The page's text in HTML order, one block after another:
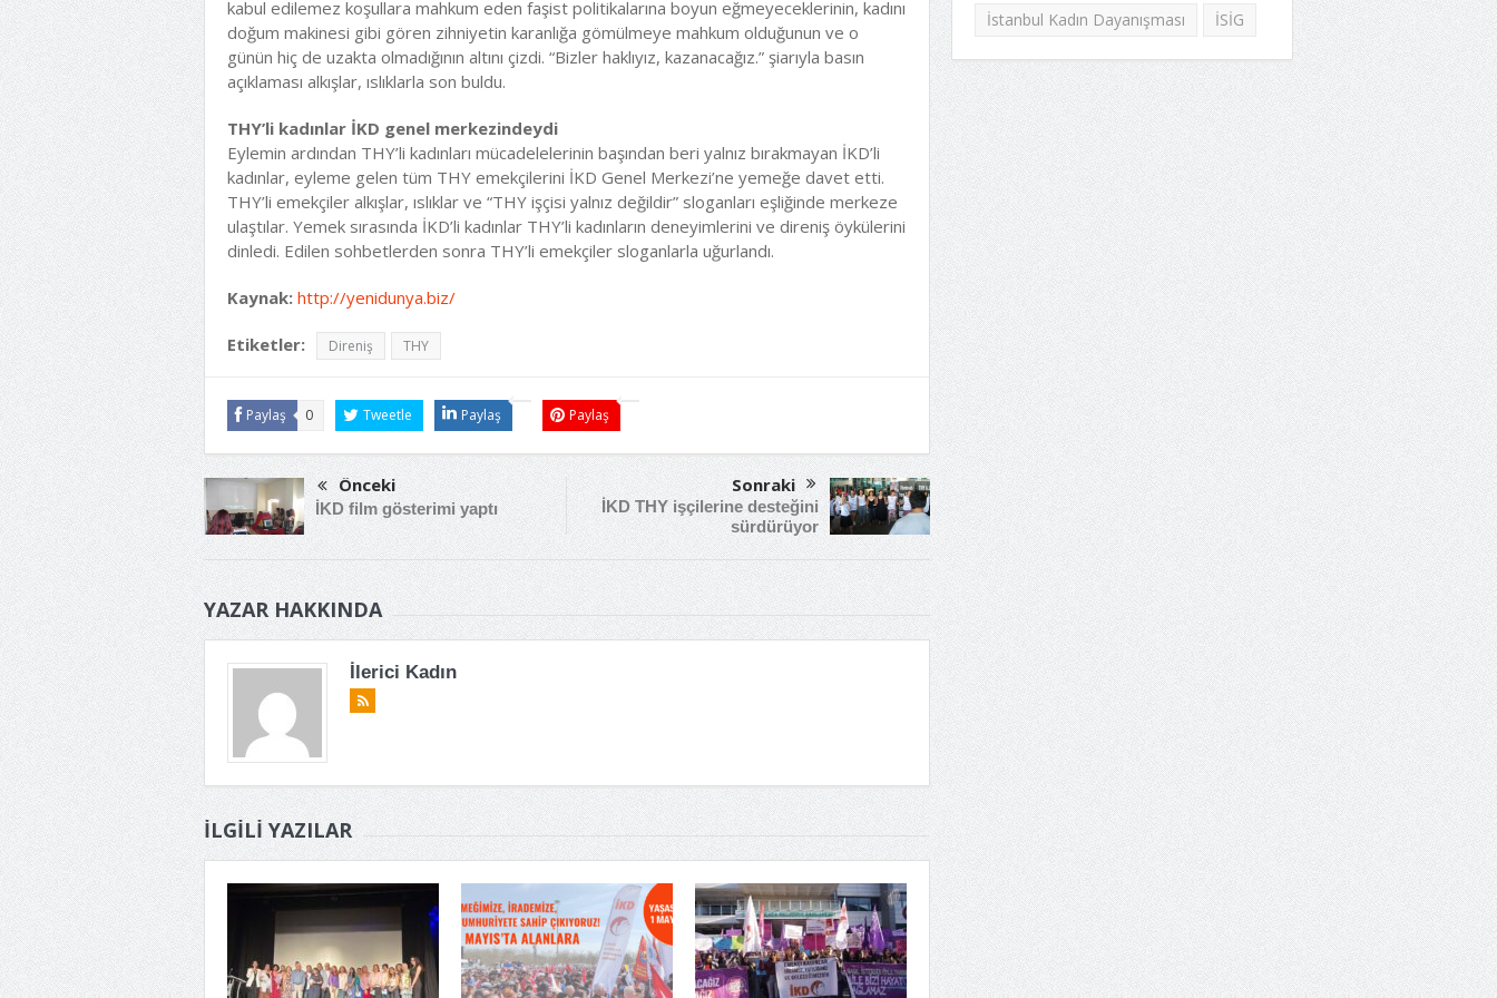
kabul edilemez koşullara mahkum eden faşist politikalarına boyun eğmeyeceklerinin, kadını
doğum makinesi gibi gören zihniyetin karanlığa gömülmeye mahkum olduğunun ve o
günün hiç de uzakta olmadığının altını çizdi. “Bizler haklıyız, kazanacağız.” şiarıyla basın
açıklaması alkışlar, ıslıklarla son buldu.
THY’li kadınlar İKD genel merkezindeydi
Eylemin ardından THY’li kadınları mücadelelerinin başından beri yalnız bırakmayan İKD’li
kadınlar, eyleme gelen tüm THY emekçilerini İKD Genel Merkezi’ne yemeğe davet etti.
THY’li emekçiler alkışlar, ıslıklar ve “THY işçisi yalnız değildir” sloganları eşliğinde merkeze
ulaştılar. Yemek sırasında İKD’li kadınlar THY’li kadınların deneyimlerini ve direniş öykülerini
dinledi. Edilen sohbetlerden sonra THY’li emekçiler sloganlarla uğurlandı.
Kaynak: http://yenidunya.biz/
Etiketler: Direniş THY
Paylaş 0 Tweetle Paylaş Paylaş
Önceki
İKD film gösterimi yaptı
Sonraki
İKD THY işçilerine desteğini
sürdürüyor
YAZAR HAKKINDA
İlerici Kadın
İLGILI YAZILAR
İstanbul Kadın Dayanışması İSİG